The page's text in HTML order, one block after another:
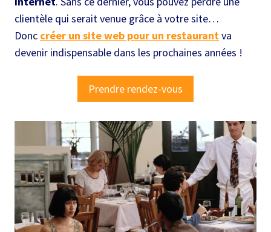
clientèle qui serait venue grâce à votre site…
Donc créer un site web pour un restaurantva
devenir indispensable dans les prochaines années !
Prendre rendez-vous